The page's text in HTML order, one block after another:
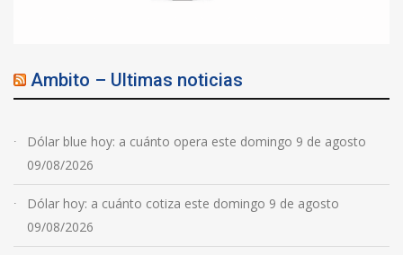
Ambito – Ultimas noticias
Dólar blue hoy: a cuánto opera este domingo 9 de agosto
09/08/2026
Dólar hoy: a cuánto cotiza este domingo 9 de agosto
09/08/2026